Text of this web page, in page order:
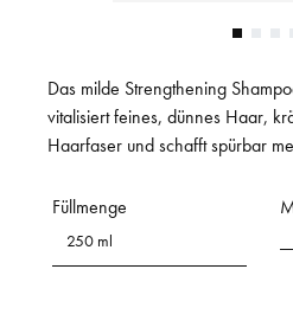
Das milde Strengthening
vitalisiert feines, dünnes Haar,
Haarfaser und schafft spürbar
Füllmenge
250 ml